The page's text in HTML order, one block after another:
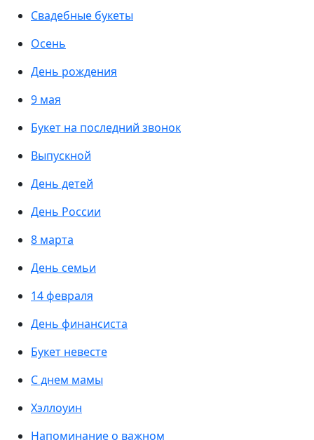
Свадебные букеты
Осень
День рождения
9 мая
Букет на последний звонок
Выпускной
День детей
День России
8 марта
День семьи
14 февраля
День финансиста
Букет невесте
С днем мамы
Хэллоуин
Напоминание о важном